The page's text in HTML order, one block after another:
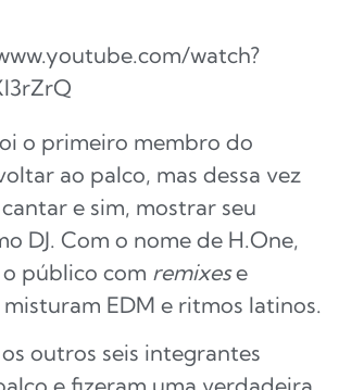
watch?
o primeiro membro do
ao palco, mas dessa vez
e sim, mostrar seu
DJ. Com o nome de H.One,
público com remixese
EDM e ritmos latinos.
outros seis integrantes